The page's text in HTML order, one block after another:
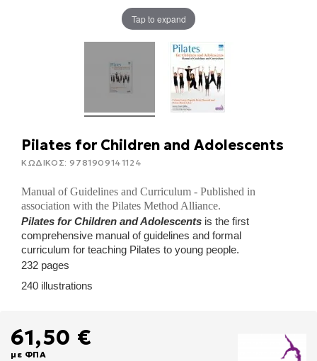
Tap to expand
Pilates for Children and Adolescents
ΚΩΔΙΚΟΣ:9781909141124
Manual of Guidelines and Curriculum - Published in
association with the Pilates Method Alliance.
Pilates for Children and Adolescents is the first
comprehensive manual of guidelines and formal
curriculum for teaching Pilates to young people.
232 pages
240 illustrations
61,50 €
με ΦΠΑ